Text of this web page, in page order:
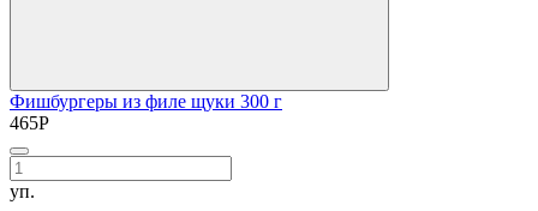
Фишбургеры из филе щуки 300 г
465Р
уп.